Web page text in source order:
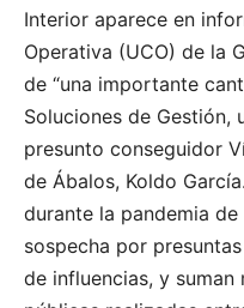
Interior aparece en
Operativa (UCO) de la
de “una importante
Soluciones de Gestión,
presunto conseguidor
de Ábalos, Koldo
durante la pandemia de
sospecha por
de influencias, y